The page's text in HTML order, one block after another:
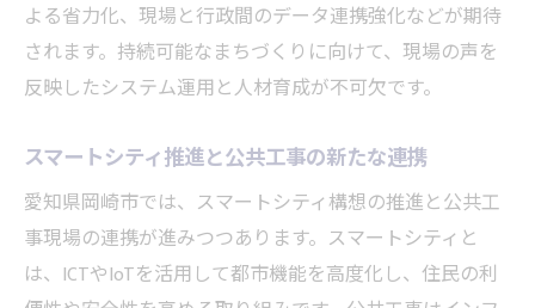
よる省力化、現場と行政間のデータ連携強化などが期待
されます。持続可能なまちづくりに向けて、現場の声を
反映したシステム運用と人材育成が不可欠です。
スマートシティ推進と公共工事の新たな連携
愛知県岡崎市では、スマートシティ構想の推進と公共工
事現場の連携が進みつつあります。スマートシティと
は、ICTやIoTを活用して都市機能を高度化し、住民の利